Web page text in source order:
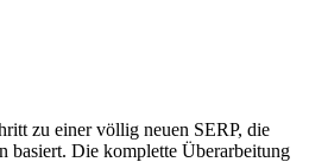
zu einer völlig neuen SERP, die
Die komplette Überarbeitung